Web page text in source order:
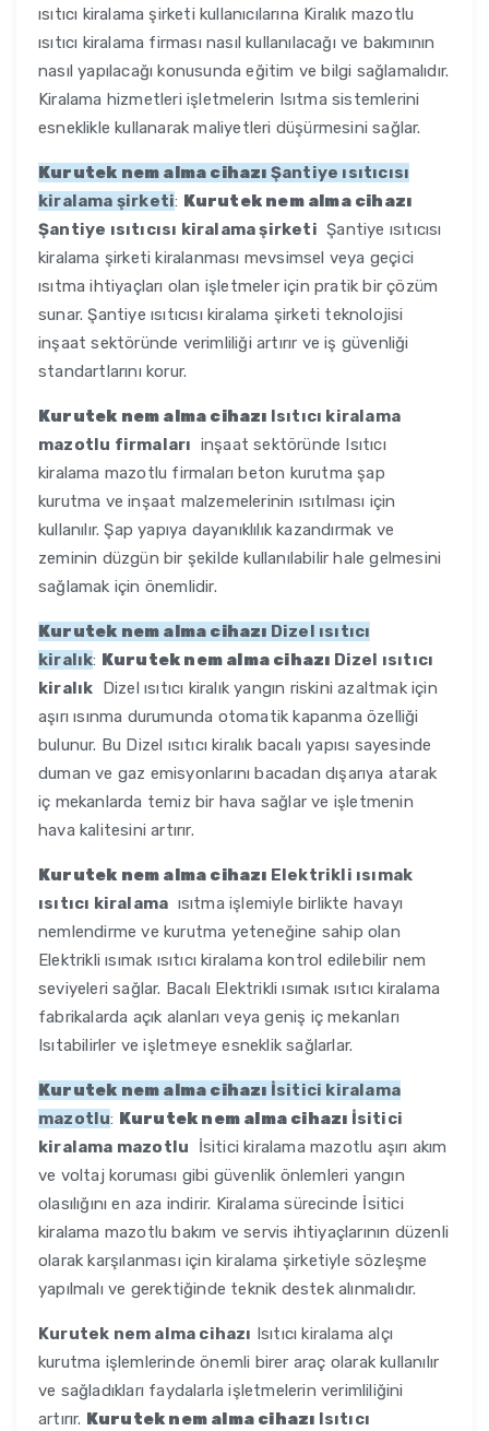
ısıtıcı kiralama şirketi kullanıcılarına Kiralık mazotlu
ısıtıcı kiralama firması nasıl kullanılacağı ve bakımının
nasıl yapılacağı konusunda eğitim ve bilgi sağlamalıdır.
Kiralama hizmetleri işletmelerin Isıtma sistemlerini
esneklikle kullanarak maliyetleri düşürmesini sağlar.
Kurutek nem alma cihazı Şantiye ısıtıcısı
kiralama şirketi: Kurutek nem alma cihazı
Şantiye ısıtıcısı kiralama şirketi Şantiye ısıtıcısı
kiralama şirketi kiralanması mevsimsel veya geçici
ısıtma ihtiyaçları olan işletmeler için pratik bir çözüm
sunar. Şantiye ısıtıcısı kiralama şirketi teknolojisi
inşaat sektöründe verimliliği artırır ve iş güvenliği
standartlarını korur.
Kurutek nem alma cihazı Isıtıcı kiralama
mazotlu firmaları inşaat sektöründe Isıtıcı
kiralama mazotlu firmaları beton kurutma şap
kurutma ve inşaat malzemelerinin ısıtılması için
kullanılır. Şap yapıya dayanıklılık kazandırmak ve
zeminin düzgün bir şekilde kullanılabilir hale gelmesini
sağlamak için önemlidir.
Kurutek nem alma cihazı Dizel ısıtıcı
kiralık: Kurutek nem alma cihazı Dizel ısıtıcı
kiralık Dizel ısıtıcı kiralık yangın riskini azaltmak için
aşırı ısınma durumunda otomatik kapanma özelliği
bulunur. Bu Dizel ısıtıcı kiralık bacalı yapısı sayesinde
duman ve gaz emisyonlarını bacadan dışarıya atarak
iç mekanlarda temiz bir hava sağlar ve işletmenin
hava kalitesini artırır.
Kurutek nem alma cihazı Elektrikli ısımak
ısıtıcı kiralama ısıtma işlemiyle birlikte havayı
nemlendirme ve kurutma yeteneğine sahip olan
Elektrikli ısımak ısıtıcı kiralama kontrol edilebilir nem
seviyeleri sağlar. Bacalı Elektrikli ısımak ısıtıcı kiralama
fabrikalarda açık alanları veya geniş iç mekanları
Isıtabilirler ve işletmeye esneklik sağlarlar.
Kurutek nem alma cihazı İsitici kiralama
mazotlu: Kurutek nem alma cihazı İsitici
kiralama mazotlu İsitici kiralama mazotlu aşırı akım
ve voltaj koruması gibi güvenlik önlemleri yangın
olasılığını en aza indirir. Kiralama sürecinde İsitici
kiralama mazotlu bakım ve servis ihtiyaçlarının düzenli
olarak karşılanması için kiralama şirketiyle sözleşme
yapılmalı ve gerektiğinde teknik destek alınmalıdır.
Kurutek nem alma cihazı Isıtıcı kiralama alçı
kurutma işlemlerinde önemli birer araç olarak kullanılır
ve sağladıkları faydalarla işletmelerin verimliliğini
artırır. Kurutek nem alma cihazı Isıtıcı